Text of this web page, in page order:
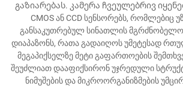
გაზიარებას. კამერა ჩვეულებრივ
CMOS ან CCD სენსორებს, რომლებიც
განსაკუთრებულ სინათლის
დიაპაზონს, რათა გადაიღოს უმეტესად
მეგაპიქსელზე მეტი გაფართოების
შეუძლიათ დააფიქსირონ უჯრედული
ნიმუშების და მიკროორგანიზმების